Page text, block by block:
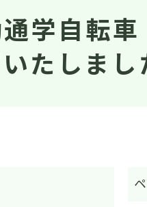
学自転車
たしまし